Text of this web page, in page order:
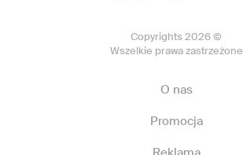
Copyrights 2026 ©
Wszelkie prawa zastrzeżone
O nas
Promocja